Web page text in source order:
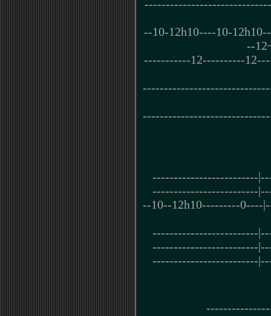
--10-12h10----10-
--
-----------12----------
-------------------------
-------------------------
--10--12h10---------0----
-------------------------
-------------------------
-------------------------